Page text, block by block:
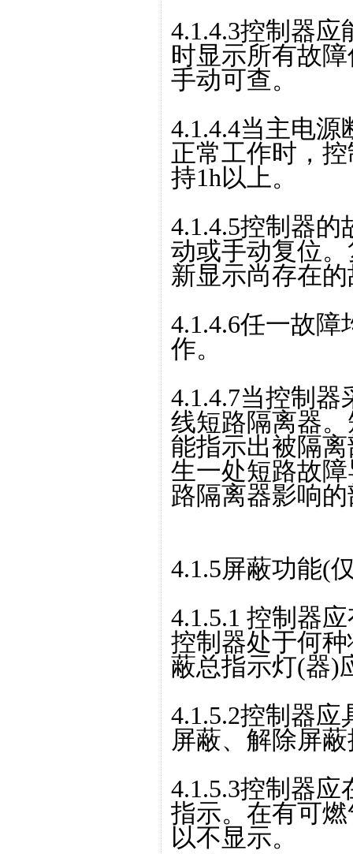
4.1.4.3控制器
时显示所有故
手动可查。
4.1.4.4当主电
正常工作时，
持1h以上。
4.1.4.5控制器
动或手动复位
新显示尚存在
4.1.4.6任一故
作。
4.1.4.7当控制
线短路隔离器
能指示出被隔
生一处短路故
路隔离器影响
4.1.5屏蔽功能(
4.1.5.1 控制器
控制器处于何
蔽总指示灯(器)
4.1.5.2控制器
屏蔽、解除屏
4.1.5.3控制器
指示。在有可
以不显示。